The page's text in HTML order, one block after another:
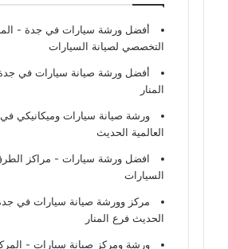
أفضل ورشة سيارات في جدة -
التخصصي لصيانة السيارات
أفضل ورشة صيانة سيارات في
المنار
ورشة صيانة سيارات وميكانيكي
العالمية الحديث
افضل ورشة سيارات - مراكز
السيارات
مركز وورشة صيانة سيارات في
الحديث فرع المنار
ورشة ومركز صيانة سيارات -